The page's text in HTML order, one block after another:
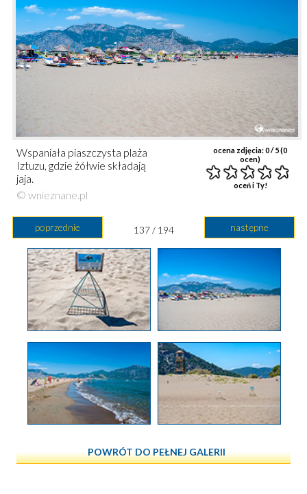
ocena zdjęcia:0/ 5 (0
ocen)
oceń i Ty!
Wspaniała piaszczysta plaża
Iztuzu, gdzie żółwie składają
jaja.
© wnieznane.pl
poprzednie następne
137 / 194
POWRÓT DO PEŁNEJ GALERII